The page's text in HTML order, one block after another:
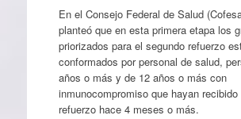
En el Consejo Federal de Salud
planteó que en esta primera etapa los
priorizados para el segundo refuerzo
conformados por personal de salud,
años o más y de 12 años o más con
inmunocompromiso que hayan recibido
refuerzo hace 4 meses o más.